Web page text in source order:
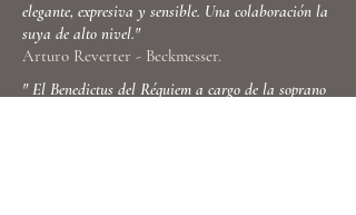
elegante, expresiva y sensible. Una colaboración la
suya de alto nivel."
Arturo Reverter - Beckmesser.
"El Benedictus del Réquiem a cargo de la soprano